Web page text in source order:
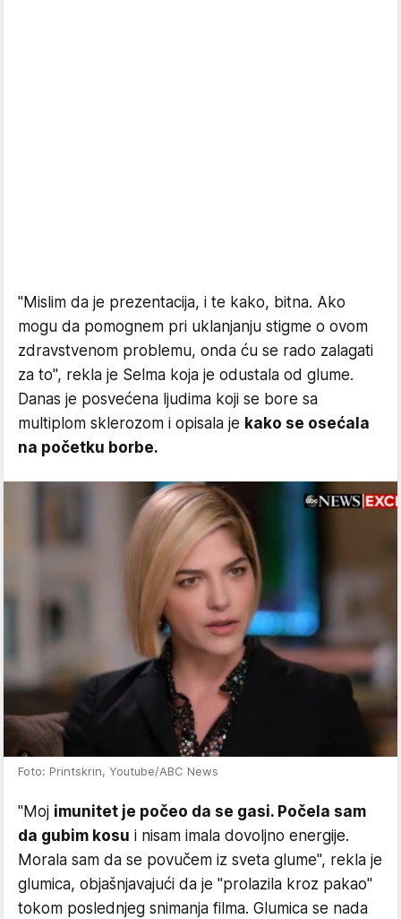
"Mislim da je prezentacija, i te kako, bitna. Ako
mogu da pomognem pri uklanjanju stigme o ovom
zdravstvenom problemu, onda ću se rado zalagati
za to", rekla je Selma koja je odustala od glume.
Danas je posvećena ljudima koji se bore sa
multiplom sklerozom i opisala je kako se osećala
na početku borbe.
Foto: Printskrin, Youtube/ABC News
"Moj imunitet je počeo da se gasi. Počela sam
da gubim kosu i nisam imala dovoljno energije.
Morala sam da se povučem iz sveta glume", rekla je
glumica, objašnjavajući da je "prolazila kroz pakao"
tokom poslednjeg snimanja filma. Glumica se nada